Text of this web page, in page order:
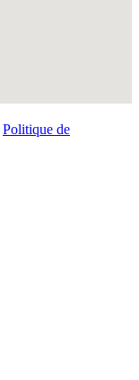
Politique de